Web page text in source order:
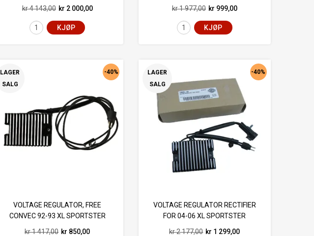
kr 4 143,00 kr 2 000,00
KJØP
kr 1 977,00 kr 999,00
KJØP
LAGER
SALG
VOLTAGE REGULATOR, FREE
CONVEC 92-93 XL SPORTSTER
-40%
kr 1 417,00 kr 850,00
LAGER
SALG
VOLTAGE REGULATOR RECTIFIER
FOR 04-06 XL SPORTSTER
-40%
kr 2 177,00 kr 1 299,00